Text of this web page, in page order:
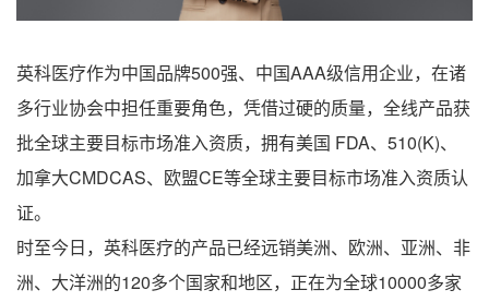
英科医疗作为中国品牌500强、中国AAA级信用企业，在诸
多行业协会中担任重要角色，凭借过硬的质量，全线产品获
批全球主要目标市场准入资质，拥有美国 FDA、510(K)、
加拿大CMDCAS、欧盟CE等全球主要目标市场准入资质认
证。
时至今日，英科医疗的产品已经远销美洲、欧洲、亚洲、非
洲、大洋洲的120多个国家和地区，正在为全球10000多家